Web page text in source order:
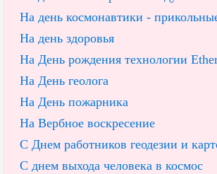
На день космонавтики -
На день здоровья
На День рождения технологии
На День геолога
На День пожарника
На Вербное воскресение
С Днем работников геодезии и
С днем выхода человека в космос